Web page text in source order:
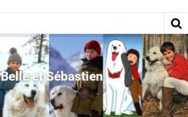
Belle et Sébastien